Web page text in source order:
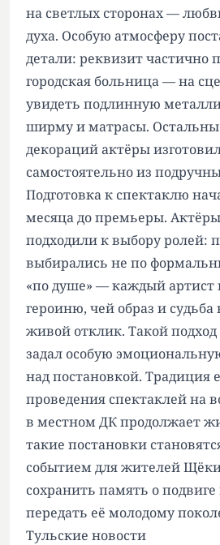
на светлых сторонах —
духа. Особую атмосферу
детали: реквизит частично
городская больница — на
увидеть подлинную
ширму и матрасы.
декораций актёры
самостоятельно из
Подготовка к спектаклю
месяца до премьеры.
подходили к выбору ролей:
выбирались не по
«по душе» — каждый артист
героиню, чей образ и
живой отклик. Такой подход
задал особую
над постановкой. Традиция
проведения спектаклей на
в местном ДК продолжает
такие постановки
событием для жителей
сохранить память о
передать её молодому
Тульские новости